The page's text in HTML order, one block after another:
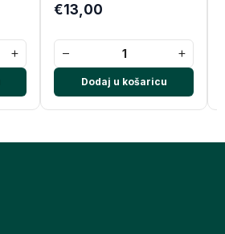
+
€13,00
− +
Dodaj u košaricu